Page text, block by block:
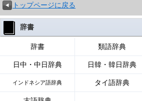
トップページに戻る
辞書
辞書 類語辞典
日中・中日辞典 日韓・韓日辞典
インドネシア語辞典 タイ語辞典